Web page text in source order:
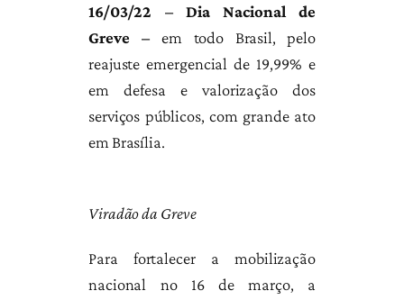
16/03/22 – Dia Nacional de
Greve –em todo Brasil, pelo
reajuste emergencial de 19,99% e
em defesa e valorização dos
serviços públicos, com grande ato
em Brasília.
Viradão da Greve
Para fortalecer a mobilização
nacional no 16 de março, a